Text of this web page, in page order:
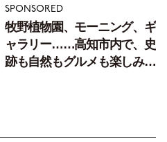
SPONSORED
牧野植物園、モーニング、ギ
ャラリー……高知市内で、史
跡も自然もグルメも楽しみ尽